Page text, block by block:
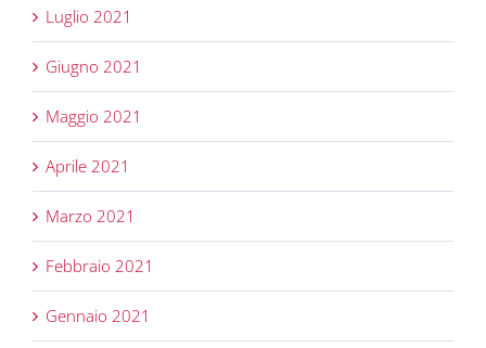
Luglio 2021
Giugno 2021
Maggio 2021
Aprile 2021
Marzo 2021
Febbraio 2021
Gennaio 2021